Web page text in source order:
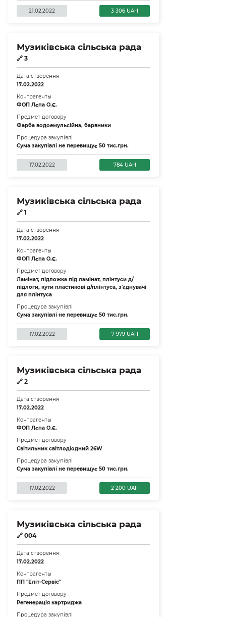
21.02.2022 3 306 UAH
Музиківська сільська рада
🔗 3
Дата створення
17.02.2022
Контрагенты
ФОП Лєпа О.Є.
Предмет договору
Фарба водоемульсійна, барвники
Процедура закупівлі
Сума закупівлі не перевищує 50 тис.грн.
17.02.2022 784 UAH
Музиківська сільська рада
🔗 1
Дата створення
17.02.2022
Контрагенты
ФОП Лєпа О.Є.
Предмет договору
Ламінат, підложка під ламінат, плінтуси д/
підлоги, кути пластикові д/плінтуса, з'єднувачі
для плінтуса
Процедура закупівлі
Сума закупівлі не перевищує 50 тис.грн.
17.02.2022 7 979 UAH
Музиківська сільська рада
🔗 2
Дата створення
17.02.2022
Контрагенты
ФОП Лєпа О.Є.
Предмет договору
Світильник світлодіодний 26W
Процедура закупівлі
Сума закупівлі не перевищує 50 тис.грн.
17.02.2022 2 200 UAH
Музиківська сільська рада
🔗 004
Дата створення
17.02.2022
Контрагенты
ПП "Еліт-Сервіс"
Предмет договору
Регенерація картриджа
Процедура закупівлі